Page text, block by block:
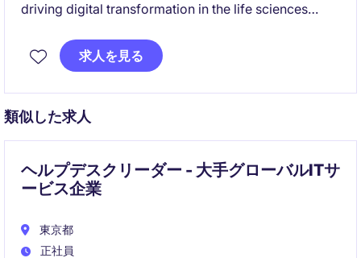
driving digital transformation in the life sciences
IT strategies that accelerate innovation, optimize
performance, and strengthen business outcomes.
This is a high-impact role where you'll collaborate
with global leaders, influence strategic decisions,
and shape the future of technology within a world-
class organization.
求人を見る
類似した求人
ヘルプデスクリーダー - 大手グローバルITサ
ービス企業
東京都
正社員